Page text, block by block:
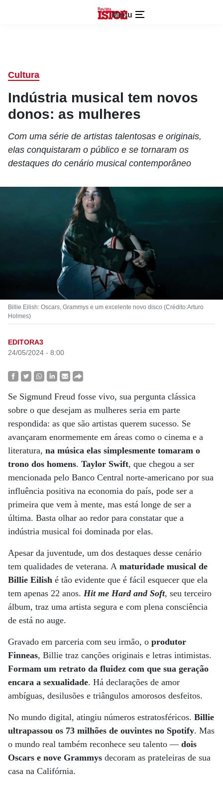
Menu
Cultura
Indústria musical tem novos
donos: as mulheres
Com uma série de artistas talentosas e originais,
elas conquistaram o público e se tornaram os
destaques do cenário musical contemporâneo
Billie Eilish: Oscars, Grammys e um excelente novo disco (Crédito:Arturo
Holmes)
EDITORA3
24/05/2024 - 8:00
Se Sigmund Freud fosse vivo, sua pergunta clássica
sobre o que desejam as mulheres seria em parte
respondida: as que são artistas querem sucesso. Se
avançaram enormemente em áreas como o cinema e a
literatura, na música elas simplesmente tomaram o
trono dos homens. Taylor Swift, que chegou a ser
mencionada pelo Banco Central norte-americano por sua
influência positiva na economia do país, pode ser a
primeira que vem à mente, mas está longe de ser a
última. Basta olhar ao redor para constatar que a
indústria musical foi dominada por elas.
Apesar da juventude, um dos destaques desse cenário
tem qualidades de veterana. A maturidade musical de
Billie Eilish é tão evidente que é fácil esquecer que ela
tem apenas 22 anos. Hit me Hard and Soft, seu terceiro
álbum, traz uma artista segura e com plena consciência
de está no auge.
Gravado em parceria com seu irmão, o produtor
Finneas, Billie traz canções originais e letras intimistas.
Formam um retrato da fluidez com que sua geração
encara a sexualidade. Há declarações de amor
ambíguas, desilusões e triângulos amorosos desfeitos.
No mundo digital, atingiu números estratosféricos. Billie
ultrapassou os 73 milhões de ouvintes no Spotify. Mas
o mundo real também reconhece seu talento — dois
Oscars e nove Grammys decoram as prateleiras de sua
casa na Califórnia.